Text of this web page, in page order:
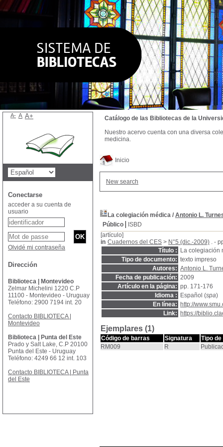
Inicio
New search
La colegiación médica / Antonio L.
Público
ISBD
[artículo]
in Cuadernos del CES > N°5 (dic.-2009) . -
Título :
La colegiación
Tipo de documento: texto impreso
Autores: Antonio L.
Fecha de publicación: 2009
Artículo en la página: pp. 171-176
Idioma :
Español (spa)
En línea:
http://
Link:
https://
Ejemplares (1)
Código de barras Signatura
Tipo
RM009
R
Catálogo de las Bibliotecas de la
Nuestro acervo cuenta con una diversa
medicina.
A- A A+
Conectarse
acceder a su cuenta de
usuario
Olvidé mi contraseña
Dirección
Biblioteca | Montevideo
Zelmar Michelini 1220 C.P
11100 - Montevideo - Uruguay
Teléfono: 2900 7194 int. 20
Contacto BIBLIOTECA |
Montevideo
Biblioteca | Punta del Este
Prado y Salt Lake, C.P 20100
Punta del Este - Uruguay
Teléfono: 4249 66 12 int. 103
Contacto BIBLIOTECA | Punta
del Este